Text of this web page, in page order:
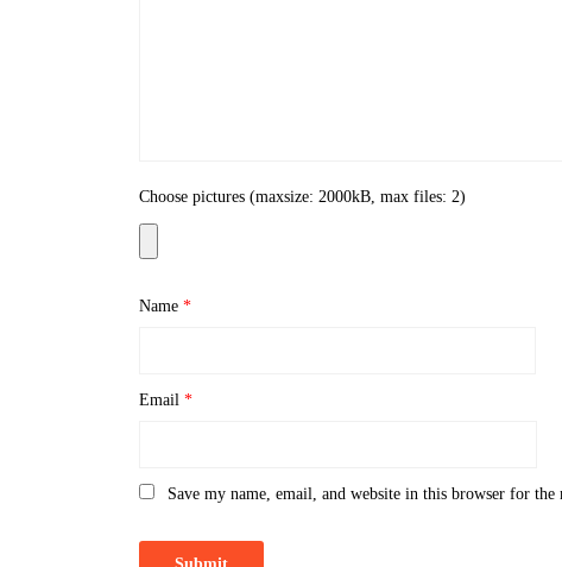
Choose pictures (maxsize: 2000kB, max files: 2)
Name*
Email*
Save my name, email, and website in this browser for the